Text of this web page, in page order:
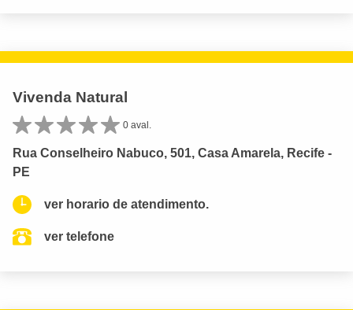
Vivenda Natural
0 aval.
Rua Conselheiro Nabuco, 501, Casa Amarela, Recife -
PE
ver horario de atendimento.
ver telefone